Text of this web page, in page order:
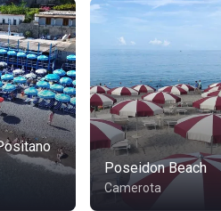
Poseidon Beach
Camerota